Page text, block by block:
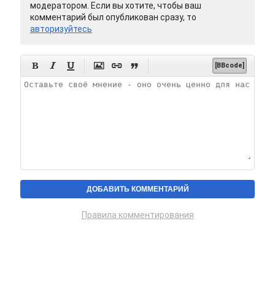
модератором. Если вы хотите, чтобы ваш
комментарий был опубликован сразу, то
авторизуйтесь
      [BBcode]
Правила комментирования